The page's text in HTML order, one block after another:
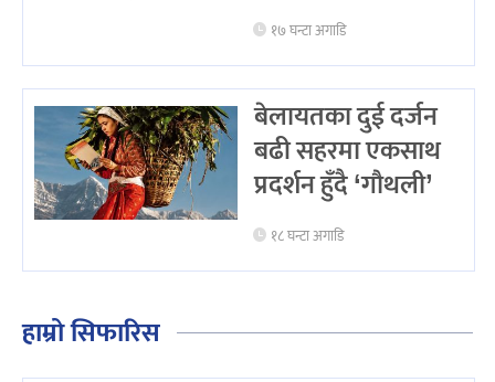
१७ घन्टा अगाडि
बेलायतका दुई दर्जन
बढी सहरमा एकसाथ
प्रदर्शन हुँदै ‘गौथली’
१८ घन्टा अगाडि
हाम्रो सिफारिस